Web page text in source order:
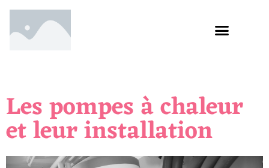
Les pompes à chaleur
et leur installation